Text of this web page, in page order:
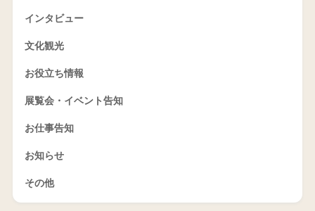
インタビュー
文化観光
お役立ち情報
展覧会・イベント告知
お仕事告知
お知らせ
その他